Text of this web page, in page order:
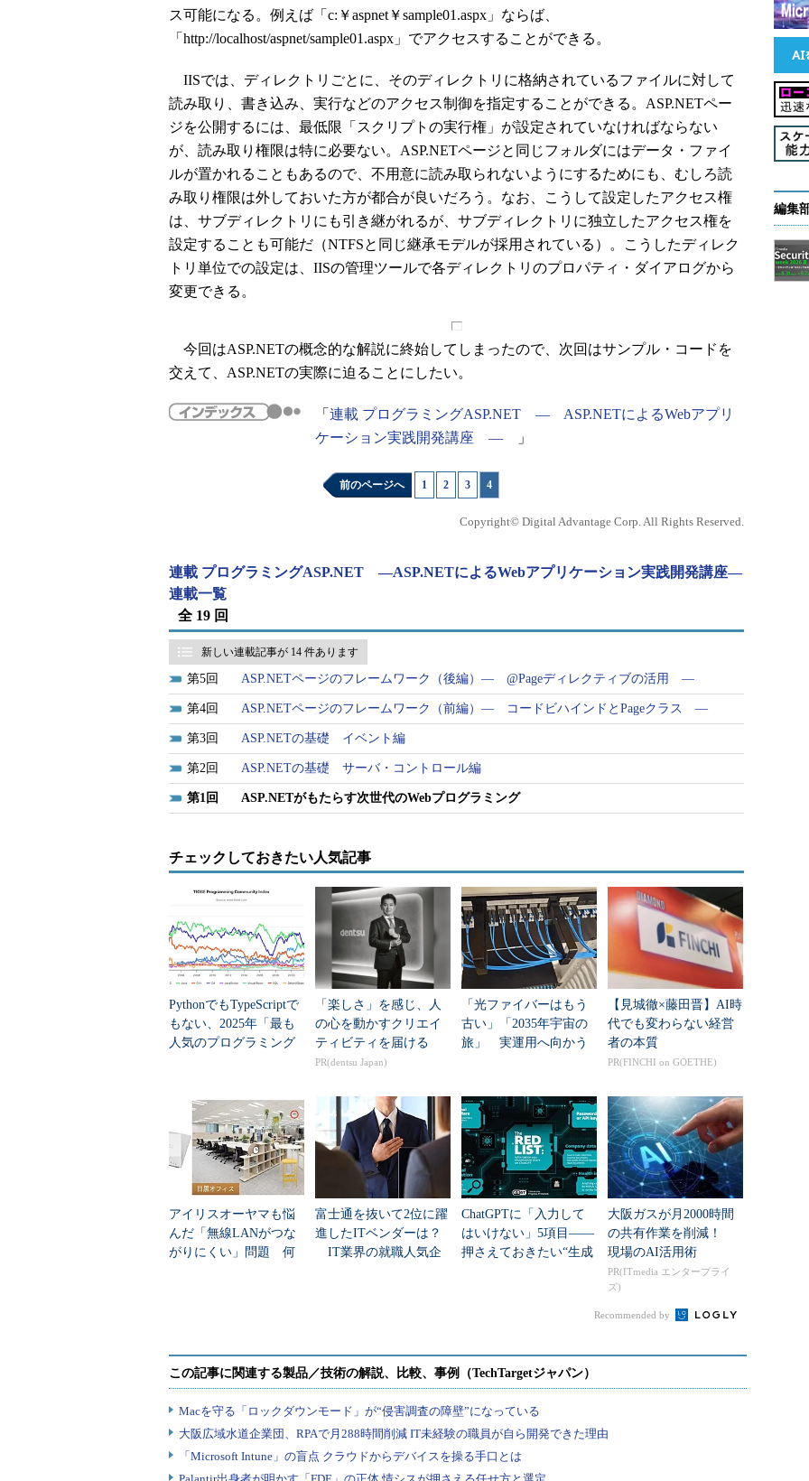
ス可能になる。例えば「c:￥aspnet￥sample01.aspx」ならば、
「http://localhost/aspnet/sample01.aspx」でアクセスすることができる。
IISでは、ディレクトリごとに、そのディレクトリに格納されているファイルに対して
読み取り、書き込み、実行などのアクセス制御を指定することができる。ASP.NETペー
ジを公開するには、最低限「スクリプトの実行権」が設定されていなければならない
が、読み取り権限は特に必要ない。ASP.NETページと同じフォルダにはデータ・ファイ
ルが置かれることもあるので、不用意に読み取られないようにするためにも、むしろ読
み取り権限は外しておいた方が都合が良いだろう。なお、こうして設定したアクセス権
は、サブディレクトリにも引き継がれるが、サブディレクトリに独立したアクセス権を
設定することも可能だ（NTFSと同じ継承モデルが採用されている）。こうしたディレク
トリ単位での設定は、IISの管理ツールで各ディレクトリのプロパティ・ダイアログから
変更できる。
今回はASP.NETの概念的な解説に終始してしまったので、次回はサンプル・コードを
交えて、ASP.NETの実際に迫ることにしたい。
「 連載 プログラミングASP.NET ― ASP.NETによるWebアプリ
ケーション実践開発講座 ―
」
前のページへ 1 2 3 4
Copyright© Digital Advantage Corp. All Rights Reserved.
連載 プログラミングASP.NET ―ASP.NETによるWebアプリケーション実践開発講座―
連載一覧
全 19 回
新しい連載記事が 14 件あります
5 ASP.NETページのフレームワーク（後編）― @Pageディレクティブの活用 ―
4 ASP.NETページのフレームワーク（前編）― コードビハインドとPageクラス ―
3 ASP.NETの基礎 イベント編
2 ASP.NETの基礎 サーバ・コントロール編
1 ASP.NETがもたらす次世代のWebプログラミング
チェックしておきたい人気記事
PythonでもTypeScriptで
もない、2025年「最も
人気のプログラミング
「楽しさ」を感じ、人
の心を動かすクリエイ
ティビティを届ける
PR(dentsu Japan)
「光ファイバーはもう
古い」「2035年宇宙の
旅」 実運用へ向かう
【見城徹×藤田晋】AI時
代でも変わらない経営
者の本質
PR(FINCHI on GOETHE)
アイリスオーヤマも悩
んだ「無線LANがつな
がりにくい」問題 何
富士通を抜いて2位に躍
進したITベンダーは？
IT業界の就職人気企
ChatGPTに「入力して
はいけない」5項目――
押さえておきたい“生成
大阪ガスが月2000時間
の共有作業を削減！
現場のAI活用術
PR(ITmedia エンタープライ
ズ)
Recommended by
編集